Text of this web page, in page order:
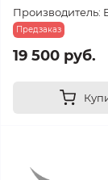
Производитель:
Предзаказ
19 500 руб.